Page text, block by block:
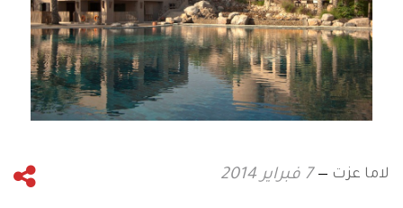
لاما عزت 7 فبراير 2014